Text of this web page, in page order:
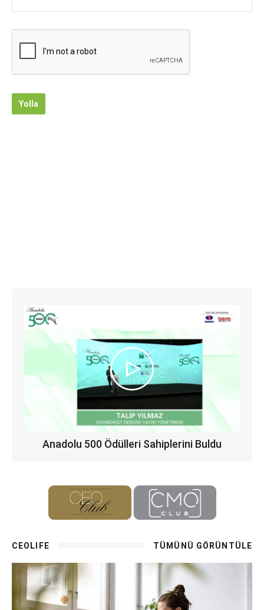
Yolla
Anadolu 500 Ödülleri Sahiplerini Buldu
CEOLIFE TÜMÜNÜ GÖRÜNTÜLE